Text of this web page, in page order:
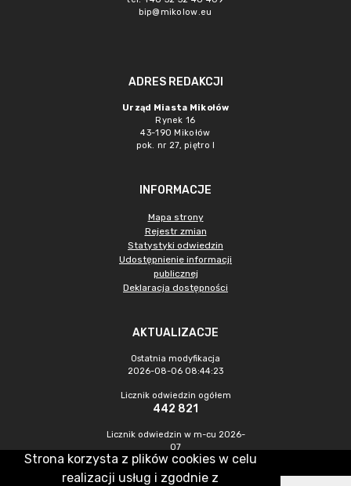
bip@mikolow.eu
ADRES REDAKCJI
Urząd Miasta Mikołów
Rynek 16
43-190 Mikołów
pok. nr 27, piętro I
INFORMACJE
Mapa strony
Rejestr zmian
Statystyki odwiedzin
Udostępnienie informacji
publicznej
Deklaracja dostępności
AKTUALIZACJE
Ostatnia modyfikacja
2026-08-06 08:44:23
Licznik odwiedzin ogółem
442 821
Licznik odwiedzin w m-cu 2026-
07
1 036
Strona korzysta z plików cookies w celu
realizacji usług i zgodnie z